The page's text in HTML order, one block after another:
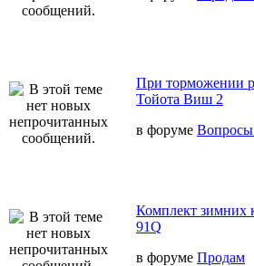
При торможении
Тойота Виш 2
в форуме Вопросы
Комплект зимних
91Q
в форуме Продам